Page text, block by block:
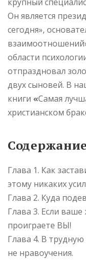
Он является
сегодня»,
области
отпраздновал
двух сыновей. В
книги «Самая
христианском
Глава 1. Как
этому никаких
Глава 2. Куда
Глава 3. Если
проиграете ВЫ!
Глава 4. В
не нравоучения.